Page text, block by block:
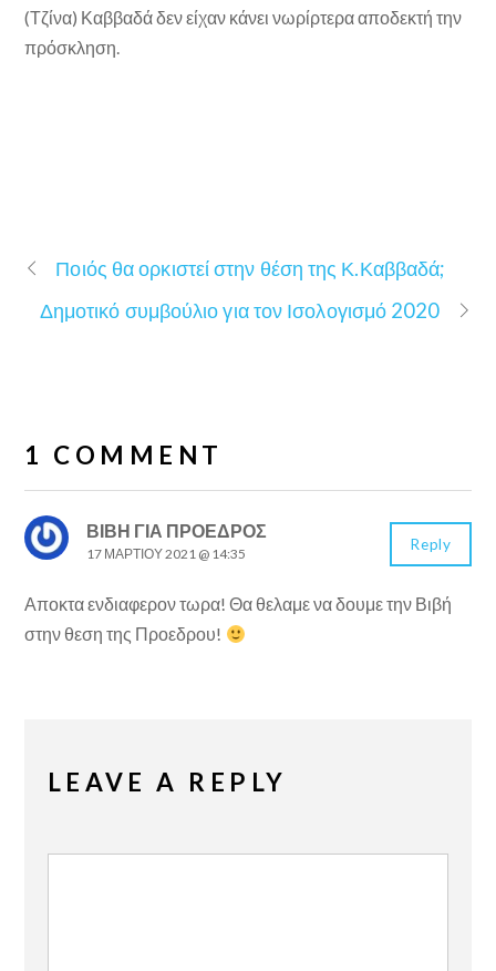
(Τζίνα) Καββαδά δεν είχαν κάνει νωρίρτερα αποδεκτή την
πρόσκληση.
Ποιός θα ορκιστεί στην θέση της Κ.Καββαδά;
Δημοτικό συμβούλιο για τον Ισολογισμό 2020
1 COMMENT
ΒΙΒΗ ΓΙΑ ΠΡΟΕΔΡΟΣ
17 ΜΑΡΤΊΟΥ 2021 @ 14:35
Αποκτα ενδιαφερον τωρα! Θα θελαμε να δουμε την Βιβή
στην θεση της Προεδρου!
Reply
LEAVE A REPLY